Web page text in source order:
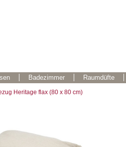
Badezimmer Raumdüfte
Heritage flax (80 x 80 cm)